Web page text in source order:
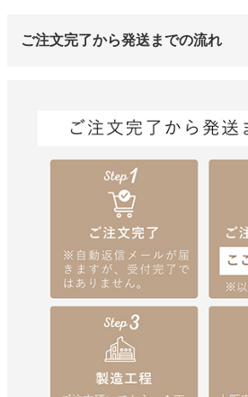
ご注文完了から発送までの流れ